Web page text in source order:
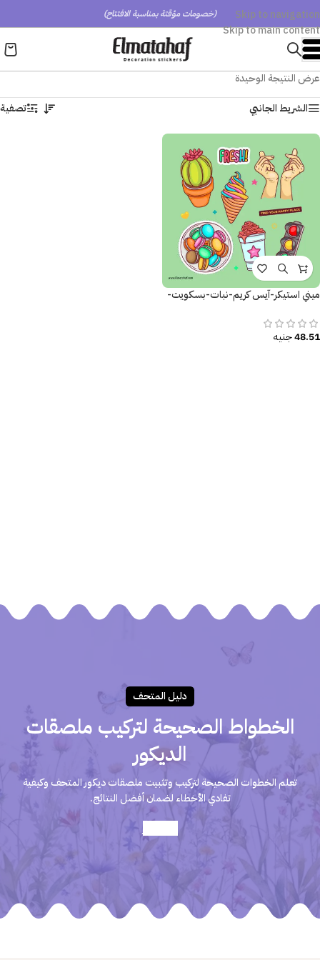
Skip to navigation
Skip to main content
(خصومات مؤقتة بمناسبة الافتتاح)
عرض النتيجة الوحيدة
الشريط الجانبي
تصفية
ميني استيكر-آيس كريم-نبات-بسكويت-
48.51جنيه
دليـل المتحـف
الخطواط الصحيحة لتركيب ملصقات
الديكور
تعلم الخطوات الصحيحة لتركيب وتثبيت ملصقات ديكور المتحف وكيفية
تفادي الأخطاء لضمان أفضل النتائج.